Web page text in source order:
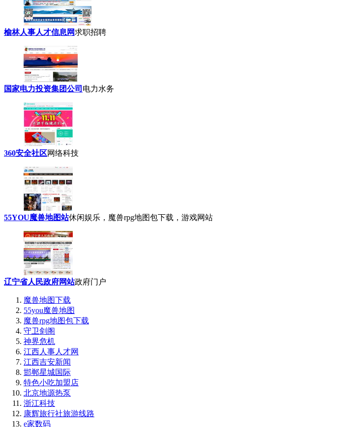
榆林人事人才信息网求职招聘
国家电力投资集团公司 电力水务
360安全社区网络科技
55YOU魔兽地图站休闲娱乐，魔兽rpg地图包下载，游戏网站
辽宁省人民政府网站政府门户
魔兽地图下载
55you魔兽地图
魔兽rpg地图包下载
守卫剑阁
神界危机
江西人事人才网
江西吉安新闻
邯郸星城国际
特色小吃加盟店
北京地源热泵
浙江科技
康辉旅行社旅游线路
e家数码